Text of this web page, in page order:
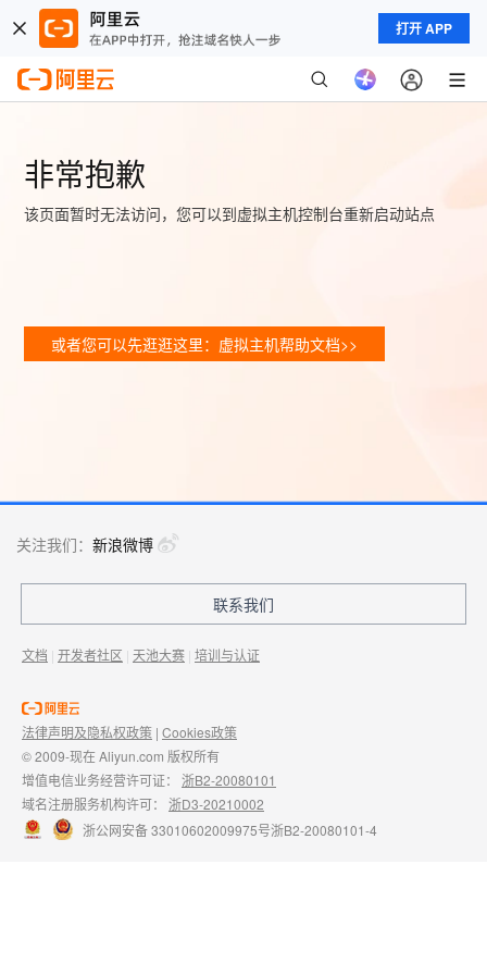
打开 APP
非常抱歉
该页面暂时无法访问，您可以到虚拟主机控制台重新启动站点
或者您可以先逛逛这里：虚拟主机帮助文档>>